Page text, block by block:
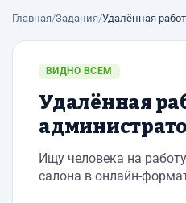
Главная/Задания/Удалённая
ВИДНО ВСЕМ
Удалённая
Ищу человека на
салона в онлайн-